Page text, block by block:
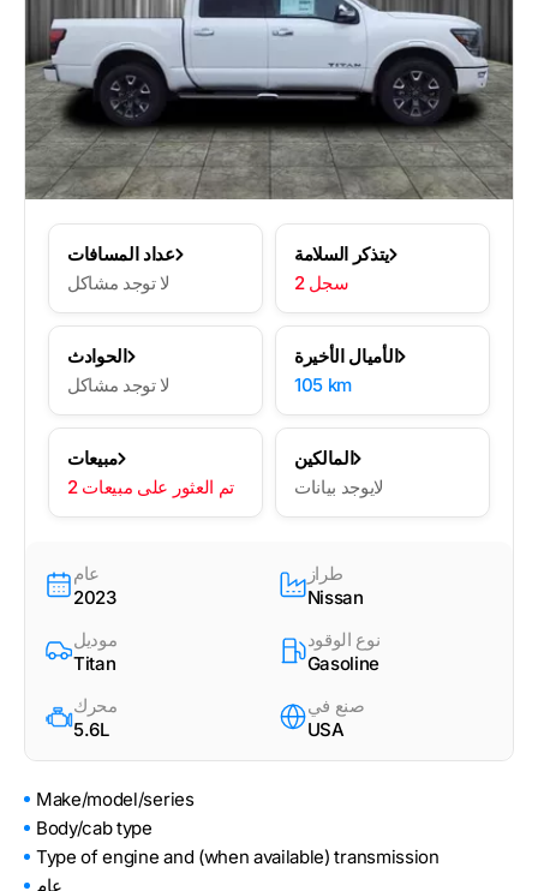
عداد المسافات
لا توجد مشاكل
يتذكر السلامة
2 سجل
الحوادث
لا توجد مشاكل
الأميال الأخيرة
105 km
مبيعات
2 تم العثور على مبيعات
المالكين
لايوجد بيانات
عام
2023
طراز
Nissan
موديل
Titan
نوع الوقود
Gasoline
محرك
5.6L
صنع في
USA
Make/model/series
Body/cab type
Type of engine and (when available) transmission
عام